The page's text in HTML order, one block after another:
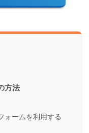
方法
ォームを利用する